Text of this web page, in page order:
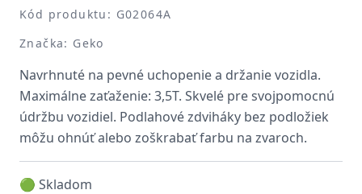
Kód produktu: G02064A
Značka: Geko
Navrhnuté na pevné uchopenie a držanie vozidla.
Maximálne zaťaženie: 3,5T. Skvelé pre svojpomocnú
údržbu vozidiel. Podlahové zdviháky bez podložiek
môžu ohnúť alebo zoškrabať farbu na zvaroch.
🟢 Skladom